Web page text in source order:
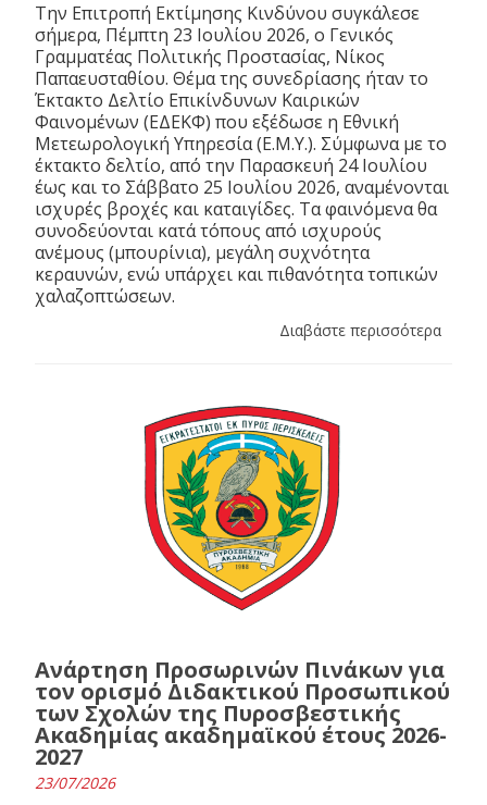
Την Επιτροπή Εκτίμησης Κινδύνου συγκάλεσε
σήμερα, Πέμπτη 23 Ιουλίου 2026, ο Γενικός
Γραμματέας Πολιτικής Προστασίας, Νίκος
Παπαευσταθίου. Θέμα της συνεδρίασης ήταν το
Έκτακτο Δελτίο Επικίνδυνων Καιρικών
Φαινομένων (ΕΔΕΚΦ) που εξέδωσε η Εθνική
Μετεωρολογική Υπηρεσία (Ε.Μ.Υ.). Σύμφωνα με το
έκτακτο δελτίο, από την Παρασκευή 24 Ιουλίου
έως και το Σάββατο 25 Ιουλίου 2026, αναμένονται
ισχυρές βροχές και καταιγίδες. Τα φαινόμενα θα
συνοδεύονται κατά τόπους από ισχυρούς
ανέμους (μπουρίνια), μεγάλη συχνότητα
κεραυνών, ενώ υπάρχει και πιθανότητα τοπικών
χαλαζοπτώσεων.
Διαβάστε περισσότερα
Ανάρτηση Προσωρινών Πινάκων για
τον ορισμό Διδακτικού Προσωπικού
των Σχολών της Πυροσβεστικής
Ακαδημίας ακαδημαϊκού έτους 2026-
2027
23/07/2026